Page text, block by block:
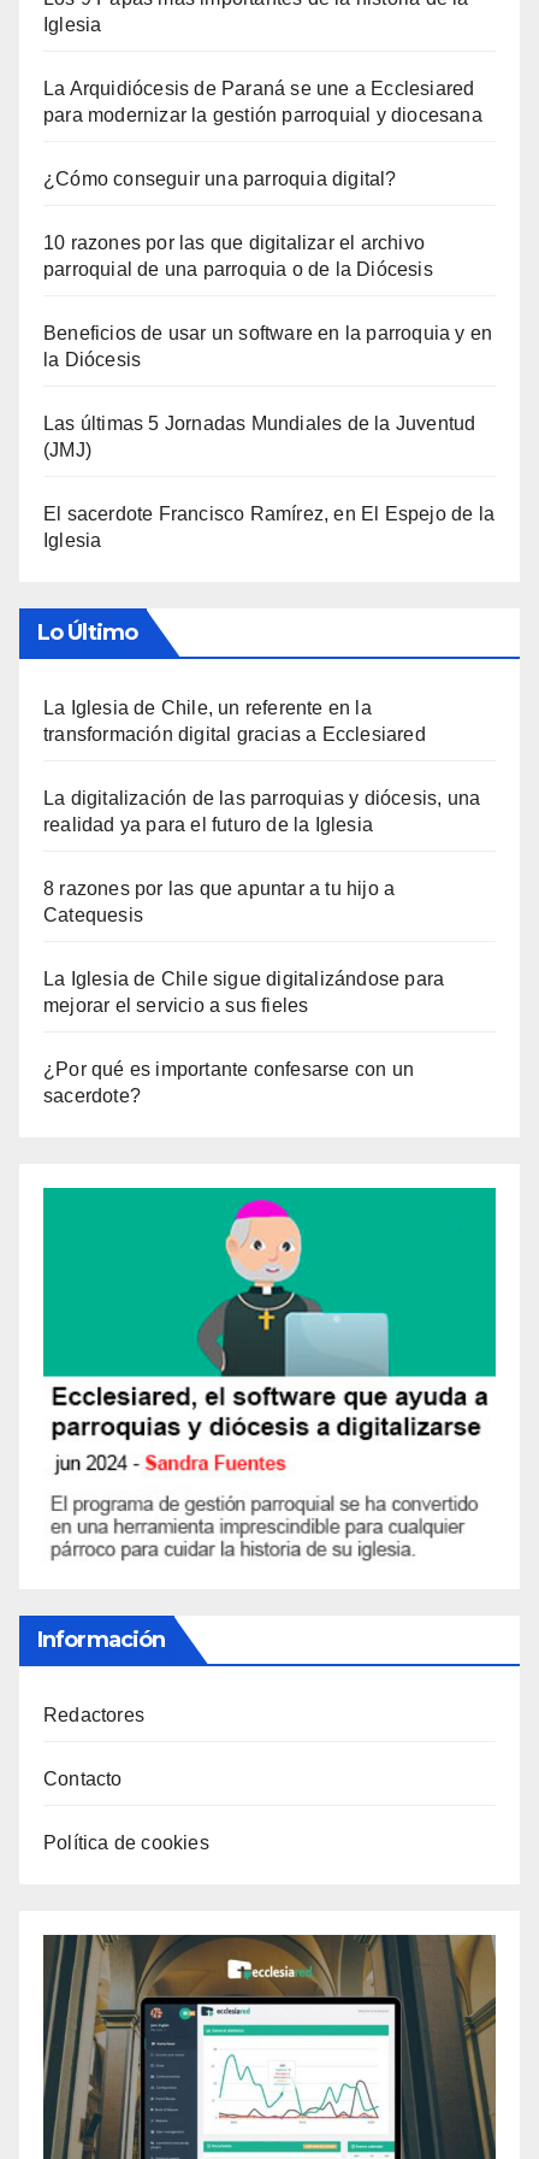
Iglesia
La Arquidiócesis de Paraná se une a Ecclesiared
para modernizar la gestión parroquial y diocesana
¿Cómo conseguir una parroquia digital?
10 razones por las que digitalizar el archivo
parroquial de una parroquia o de la Diócesis
Beneficios de usar un software en la parroquia y en
la Diócesis
Las últimas 5 Jornadas Mundiales de la Juventud
(JMJ)
El sacerdote Francisco Ramírez, en El Espejo de la
Iglesia
Lo Último
La Iglesia de Chile, un referente en la
transformación digital gracias a Ecclesiared
La digitalización de las parroquias y diócesis, una
realidad ya para el futuro de la Iglesia
8 razones por las que apuntar a tu hijo a
Catequesis
La Iglesia de Chile sigue digitalizándose para
mejorar el servicio a sus fieles
¿Por qué es importante confesarse con un
sacerdote?
Información
Redactores
Contacto
Política de cookies